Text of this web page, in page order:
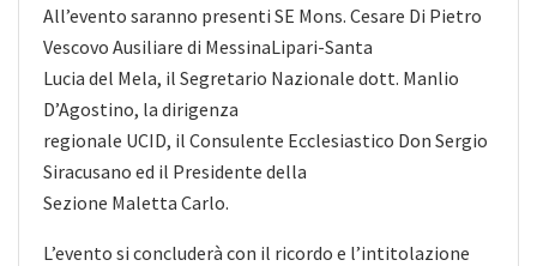
All’evento saranno presenti SE Mons. Cesare Di Pietro
Vescovo Ausiliare di MessinaLipari-Santa
Lucia del Mela, il Segretario Nazionale dott. Manlio
D’Agostino, la dirigenza
regionale UCID, il Consulente Ecclesiastico Don Sergio
Siracusano ed il Presidente della
Sezione Maletta Carlo.
L’evento si concluderà con il ricordo e l’intitolazione